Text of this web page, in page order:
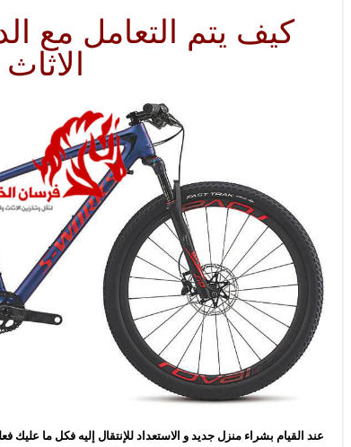
كيف يتم التعامل مع
الاثاث
عند القيام بشراء منزل جديد و الاستعداد للإنتقال إليه فكل ما